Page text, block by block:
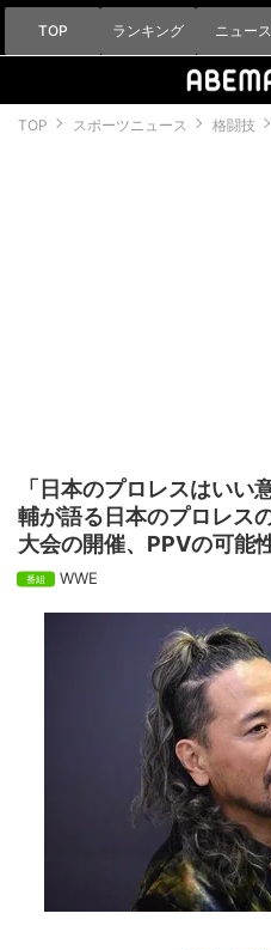
TOP ランキング ニュース
TOP スポーツニュース 格闘技
「日本のプロレスはいい
輔が語る日本のプロレス
大会の開催、PPVの可能
WWE